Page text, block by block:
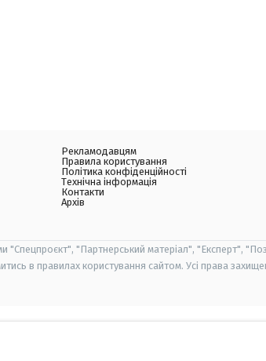
Рекламодавцям
Правила користування
Політика конфіденційності
Технічна інформація
Контакти
Архів
"Спецпроєкт", "Партнерський матеріал", "Експерт",
в правилах користування сайтом. Усі права